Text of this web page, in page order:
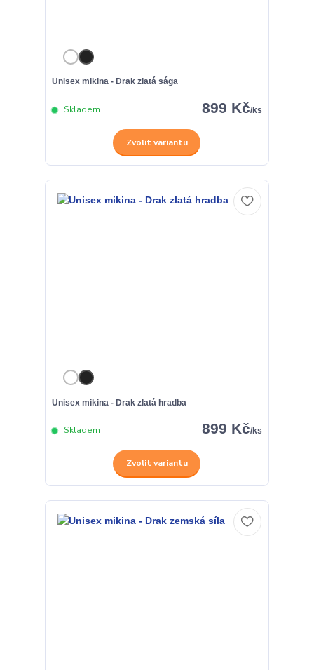
Unisex mikina - Drak zlatá sága
899 Kč/ks
Skladem
Zvolit variantu
Unisex mikina - Drak zlatá hradba
899 Kč/ks
Skladem
Zvolit variantu